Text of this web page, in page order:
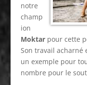
notre
champ
ion
Moktar pour cette
Son travail acharné
un exemple pour
nombre pour le